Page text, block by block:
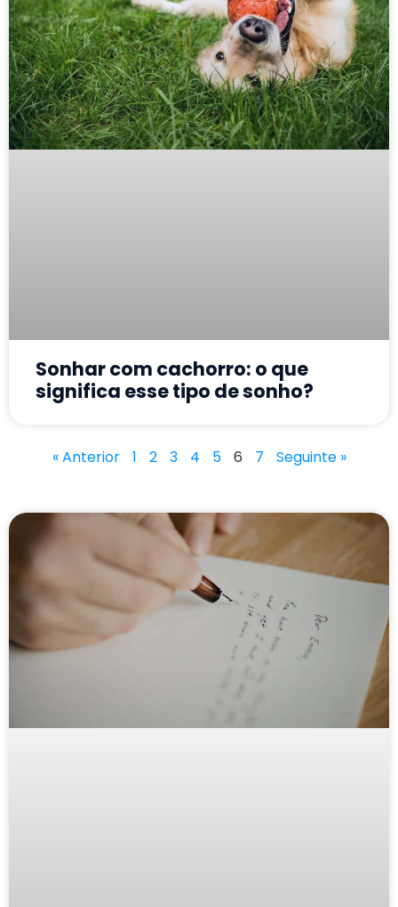
Sonhar com cachorro: o que
significa esse tipo de sonho?
« Anterior 1 2 3 4 5 6 7 Seguinte »